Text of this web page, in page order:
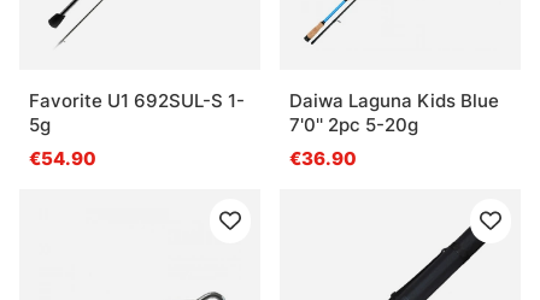
Favorite U1 692SUL-S 1-
5g
€54.90
Daiwa Laguna Kids Blue
7'0'' 2pc 5-20g
€36.90